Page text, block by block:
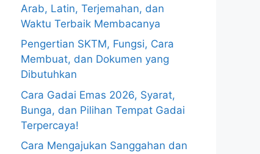
Arab, Latin, Terjemahan, dan
Waktu Terbaik Membacanya
Pengertian SKTM, Fungsi, Cara
Membuat, dan Dokumen yang
Dibutuhkan
Cara Gadai Emas 2026, Syarat,
Bunga, dan Pilihan Tempat Gadai
Terpercaya!
Cara Mengajukan Sanggahan dan